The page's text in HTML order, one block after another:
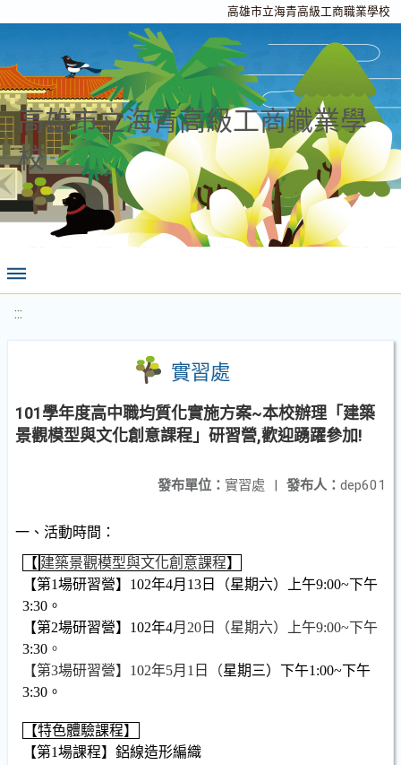
高雄市立海青高級工商職業學校
高雄市立海青高級工商職業學
校
:::
實習處
101學年度高中職均質化實施方案~本校辦理「建築
景觀模型與文化創意課程」研習營,歡迎踴躍參加!
發布人： dep601
發布單位： 實習處 |
一、活動時間：
【 建築景觀模型與文化創意課程】
【第1場研習營】 102年4月 13 日（星期六）上午9:00~下午
3:30 。
【第2場研習營】 102年4月20日（星期六）上午9:00~下午
3:30 。
【第3場研習營】102年5月1日（星期三）下午1:00~下午
3:30 。
【特色體驗課程】
【第1場課程】鋁線造形編織